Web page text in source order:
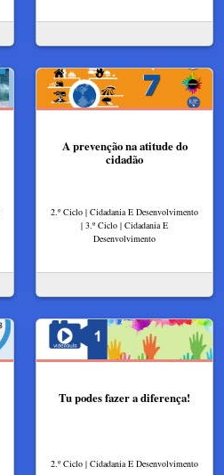
A prevenção na atitude do
cidadão
2.º Ciclo | Cidadania E Desenvolvimento
| 3.º Ciclo | Cidadania E
Desenvolvimento
Tu podes fazer a diferença!
2.º Ciclo | Cidadania E Desenvolvimento